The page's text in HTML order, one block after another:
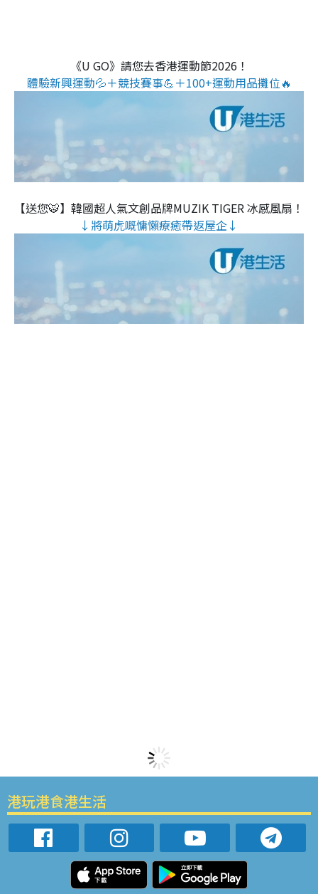
《U GO》請您去香港運動節2026！
體驗新興運動💦＋競技賽事💪＋100+運動用品攤位🔥
【送您🐯】韓國超人氣文創品牌MUZIK TIGER 冰感風扇！
↓將萌虎嘅慵懶療癒帶返屋企↓
港玩港食港生活